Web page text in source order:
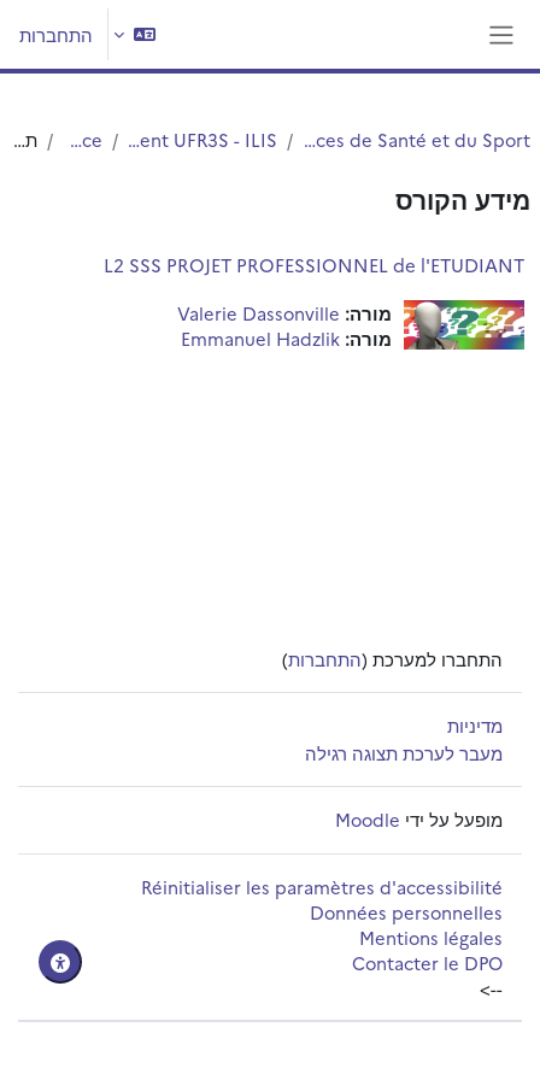
התחברות
UFR3S - Sciences de Santé et du Sport
Département UFR3S - ILIS
Licence תקציר
מידע הקורס
L2 SSS PROJET PROFESSIONNEL de l'ETUDIANT
מורה: Valerie Dassonville
מורה: Emmanuel Hadzlik
התחברו למערכת (התחברות)
מדיניות
מעבר לערכת תצוגה רגילה
מופעל על ידי Moodle
Réinitialiser les paramètres d'accessibilité
Données personnelles
Mentions légales
Contacter le DPO
-->